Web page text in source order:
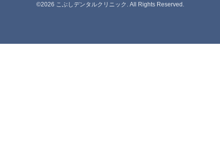
©2026 こぶしデンタルクリニック . All Rights Reserved.